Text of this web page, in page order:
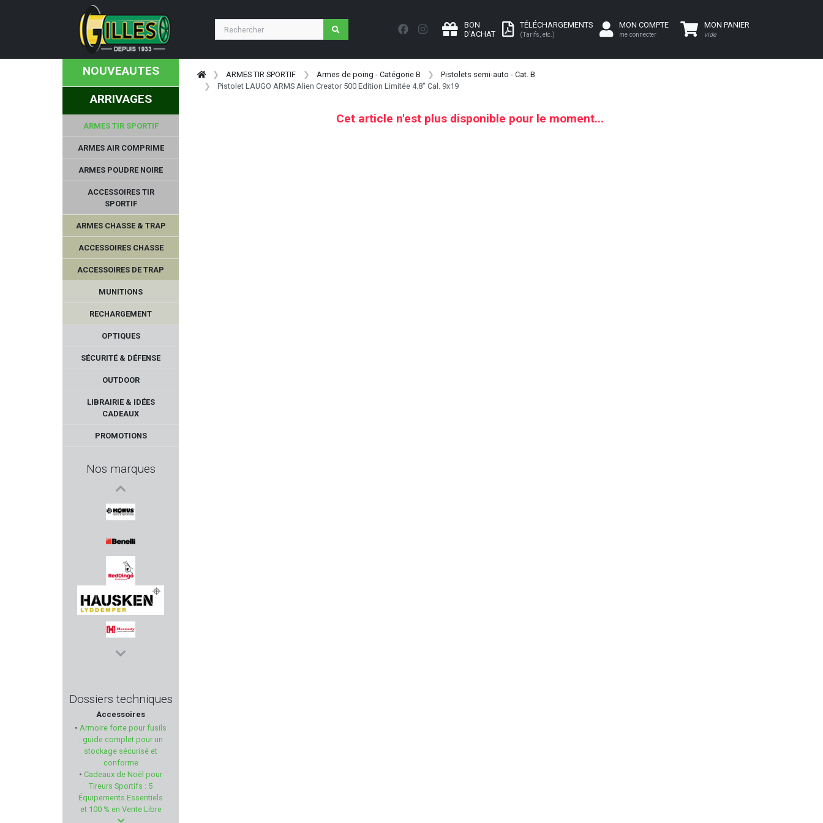
BON
D'ACHAT
TÉLÉCHARGEMENTS
(Tarifs, etc.)
MON COMPTE
me connecter
MON PANIER
vide
NOUVEAUTES
ARRIVAGES
ARMES TIR SPORTIF
ARMES AIR COMPRIME
ARMES POUDRE NOIRE
ACCESSOIRES TIR
SPORTIF
ARMES CHASSE & TRAP
ACCESSOIRES CHASSE
ACCESSOIRES DE TRAP
MUNITIONS
RECHARGEMENT
OPTIQUES
SÉCURITÉ & DÉFENSE
OUTDOOR
LIBRAIRIE & IDÉES
CADEAUX
PROMOTIONS
Nos marques
TB OUTDOORS
KONUS
BENELLI
RED DINGO
HAUSKEN
HORNADY
SNOWPEAK
CCI
HERA ARMS
FEINWERKBAU
Dossiers techniques
Accessoires
• Armoire forte pour fusils
: guide complet pour un
stockage sécurisé et
conforme
• Cadeaux de Noël pour
Tireurs Sportifs : 5
Équipements Essentiels
et 100 % en Vente Libre
ARMES TIR SPORTIF Armes de poing - Catégorie B
Pistolets semi-auto - Cat. B
Pistolet LAUGO ARMS Alien Creator 500 Edition Limitée 4.8" Cal. 9x19
Cet article n'est plus disponible pour le moment...